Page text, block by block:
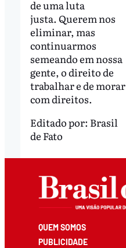
de uma luta
justa. Querem nos
eliminar, mas
continuarmos
semeando em nossa
gente, o direito de
trabalhar e de morar
com direitos.
Editado por: Brasil
de Fato
QUEM SOMOS
PUBLICIDADE